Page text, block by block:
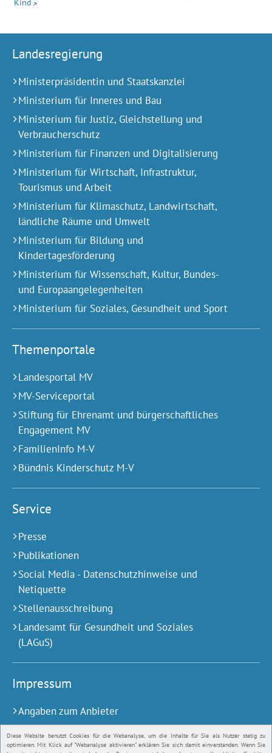
Diese Website benutzt Cookies für die Webanalyse, um die Inhalte für Sie als Nutzer stetig zu
optimieren. Mit Klick auf "Webanalyse aktivieren" erklären Sie sich damit einverstanden. Wenn Sie
Landesregierung
Ministerpräsidentin und Staatskanzlei
Ministerium für Inneres und Bau
Ministerium für Justiz, Gleichstellung und
Verbraucherschutz
Ministerium für Finanzen und Digitalisierung
Ministerium für Wirtschaft, Infrastruktur,
Tourismus und Arbeit
Ministerium für Klimaschutz, Landwirtschaft,
ländliche Räume und Umwelt
Ministerium für Bildung und
Kindertagesförderung
Ministerium für Wissenschaft, Kultur, Bundes-
und Europa­angelegen­heiten
Ministerium für Soziales, Gesundheit und Sport
Themenportale
Landesportal MV
MV-Serviceportal
Stiftung für Ehrenamt und bürgerschaftliches
Engagement MV
FamilienInfo M-V
Bündnis Kinderschutz M-V
Service
Presse
Publikationen
Social Media - Datenschutzhinweise und
Netiquette
Stellenausschreibung
Landesamt für Gesundheit und Soziales
(LAGuS)
Impressum
Angaben zum Anbieter
Barrierefreiheit
Bildnachweise